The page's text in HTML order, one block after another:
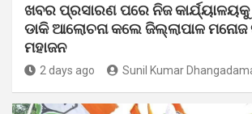
ଖବର ପ୍ରସାରଣ ପରେ ନିଜ
ଡାକି ଆଲୋଚନା କଲେ ଜିଲ୍ଲାପାଳ ମନୋଜ
ମହାଜନ
2 days ago Sunil Kumar